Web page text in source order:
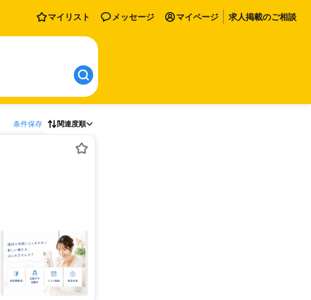
マイリスト メッセージ マイページ 求人掲載のご相談
条件保存 関連度順